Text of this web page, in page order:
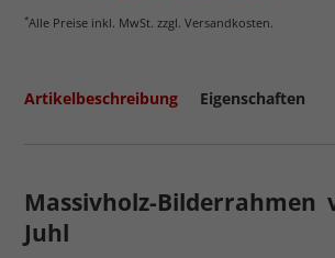
*Alle Preise inkl. MwSt. zzgl. Versandkosten.
Artikelbeschreibung Eigenschaften
Massivholz-Bilderrahmen
Juhl